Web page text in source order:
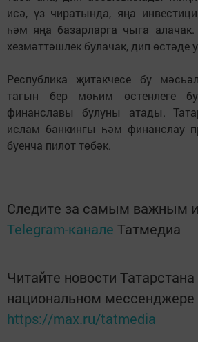
исә, үз чиратында, яңа
һәм яңа базарларга чыга
хезмәттәшлек булачак, дип өстәде
Республика җитәкчесе бу
тагын бер мөһим өстенлеге
финанславы булуны атады.
ислам банкингы һәм финанслау
буенча пилот төбәк.
Следите за самым важным
Telegram-канале Татмедиа
Читайте новости Татарстана
национальном
https://max.ru/tatmedia